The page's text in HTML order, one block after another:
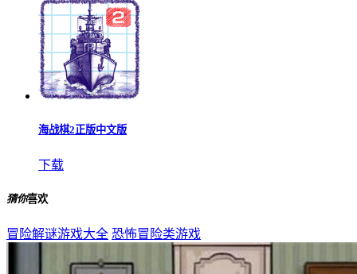
海战棋2正版中文版
下载
猜你喜欢
冒险解谜游戏大全 恐怖冒险类游戏